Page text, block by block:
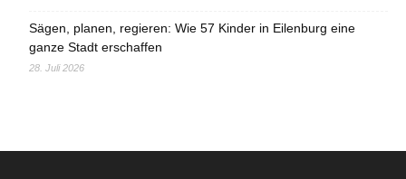
Sägen, planen, regieren: Wie 57 Kinder in Eilenburg eine
ganze Stadt erschaffen
28. Juli 2026